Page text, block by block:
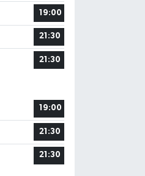
19:00
21:30
21:30
19:00
21:30
21:30